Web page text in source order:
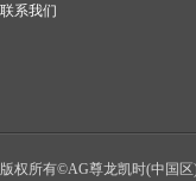
联系我们
版权所有©AG尊龙凯时(中国区